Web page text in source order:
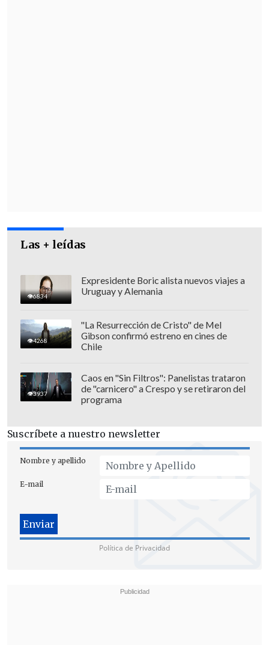
Las + leídas
6834
Expresidente Boric alista nuevos viajes a
Uruguay y Alemania
4268
"La Resurrección de Cristo" de Mel
Gibson confirmó estreno en cines de
Chile
3937
Caos en "Sin Filtros": Panelistas trataron
de "carnicero" a Crespo y se retiraron del
programa
Suscríbete a nuestro newsletter
Nombre y apellido
E-mail
Política de Privacidad